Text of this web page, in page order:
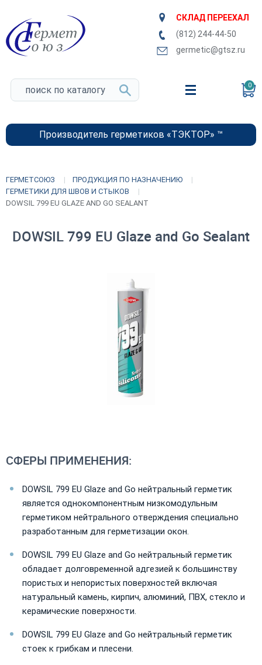
СКЛАД ПЕРЕЕХАЛ
(812) 244-44-50
germetic@gtsz.ru
0
Производитель герметиков «ТЭКТОР» ™
ГЕРМЕТСОЮЗ
ПРОДУКЦИЯ ПО НАЗНАЧЕНИЮ
ГЕРМЕТИКИ ДЛЯ ШВОВ И СТЫКОВ
DOWSIL 799 EU GLAZE AND GO SEALANT
DOWSIL 799 EU Glaze and Go Sealant
СФЕРЫ ПРИМЕНЕНИЯ:
DOWSIL 799 EU Glaze and Go нейтральный герметик
является однокомпонентным низкомодульным
герметиком нейтрального отверждения специально
разработанным для герметизации окон.
DOWSIL 799 EU Glaze and Go нейтральный герметик
обладает долговременной адгезией к большинству
пористых и непористых поверхностей включая
натуральный камень, кирпич, алюминий, ПВХ, стекло и
керамические поверхности.
DOWSIL 799 EU Glaze and Go нейтральный герметик
стоек к грибкам и плесени.